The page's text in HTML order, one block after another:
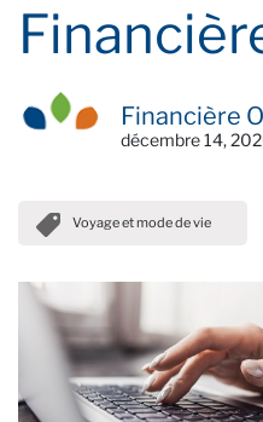
Financière
décembre 14,
Voyage et mode de vie